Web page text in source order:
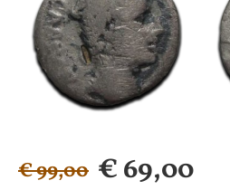
€ 69,00
€ 99,00